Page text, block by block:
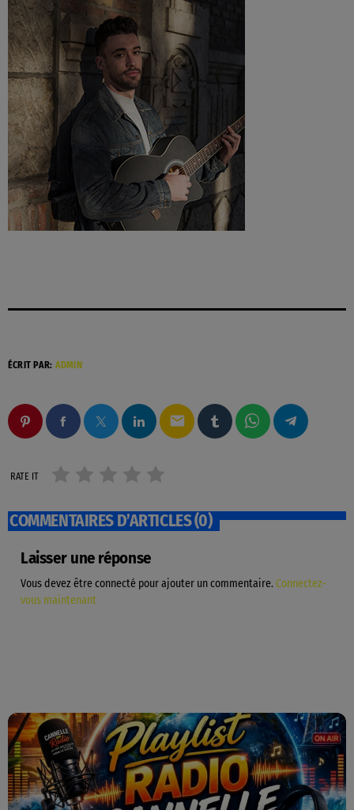
ÉCRIT PAR: ADMIN
email
RATE IT
COMMENTAIRES D’ARTICLES (0)
Laisser une réponse
Vous devez être connecté pour ajouter un commentaire. Connectez-
vous maintenant